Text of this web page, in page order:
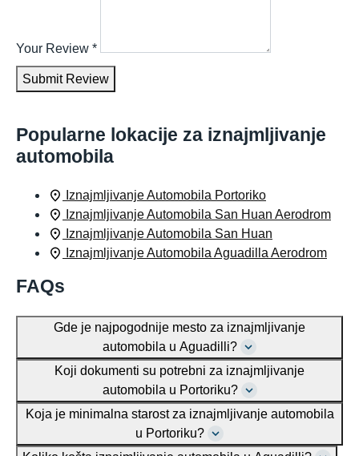
Your Review *
Submit Review
Popularne lokacije za iznajmljivanje
automobila
Iznajmljivanje Automobila Portoriko
Iznajmljivanje Automobila San Huan Aerodrom
Iznajmljivanje Automobila San Huan
Iznajmljivanje Automobila Aguadilla Aerodrom
FAQs
Gde je najpogodnije mesto za iznajmljivanje
automobila u Aguadilli?
Koji dokumenti su potrebni za iznajmljivanje
automobila u Portoriku?
Koja je minimalna starost za iznajmljivanje automobila
u Portoriku?